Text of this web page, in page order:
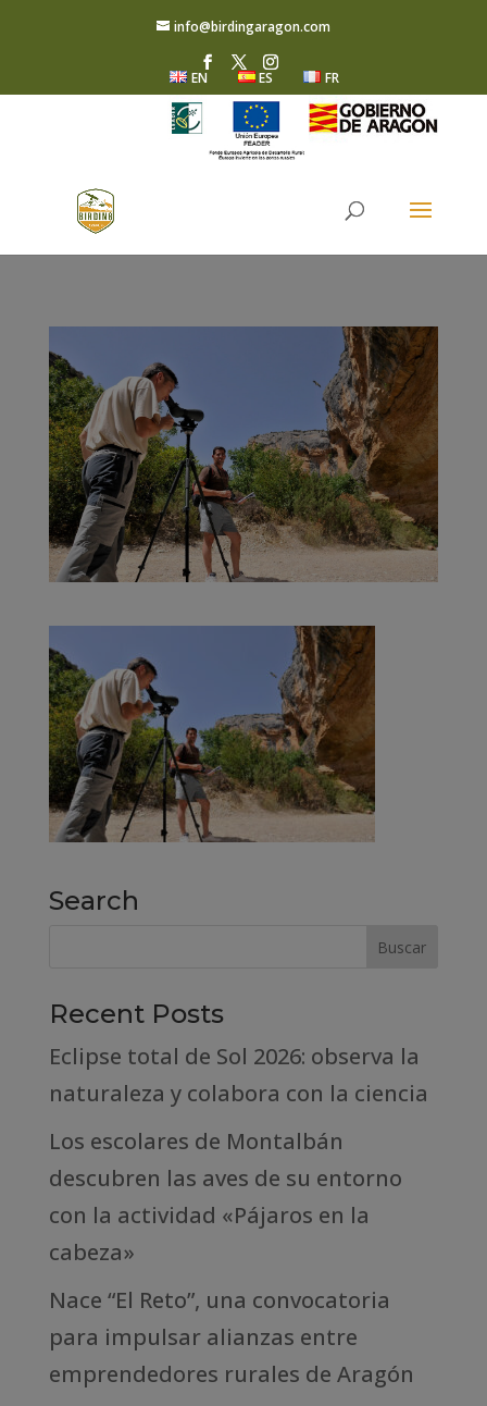
info@birdingaragon.com
EN ES FR
Search
Recent Posts
Eclipse total de Sol 2026: observa la
naturaleza y colabora con la ciencia
Los escolares de Montalbán
descubren las aves de su entorno
con la actividad «Pájaros en la
cabeza»
Nace “El Reto”, una convocatoria
para impulsar alianzas entre
emprendedores rurales de Aragón